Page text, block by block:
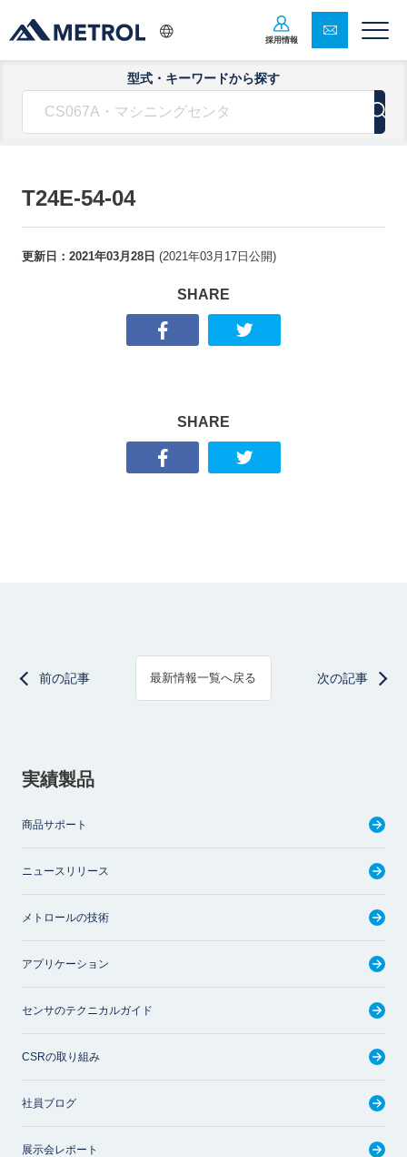
採用情報
型式・キーワードから探す
T24E-54-04
更新日： 2021年03月28日 (2021年03月17日 公開)
SHARE
SHARE
前の記事 最新情報一覧へ戻る 次の記事
実績製品
商品サポート
ニュースリリース
メトロールの技術
アプリケーション
センサのテクニカルガイド
CSRの取り組み
社員ブログ
展示会レポート